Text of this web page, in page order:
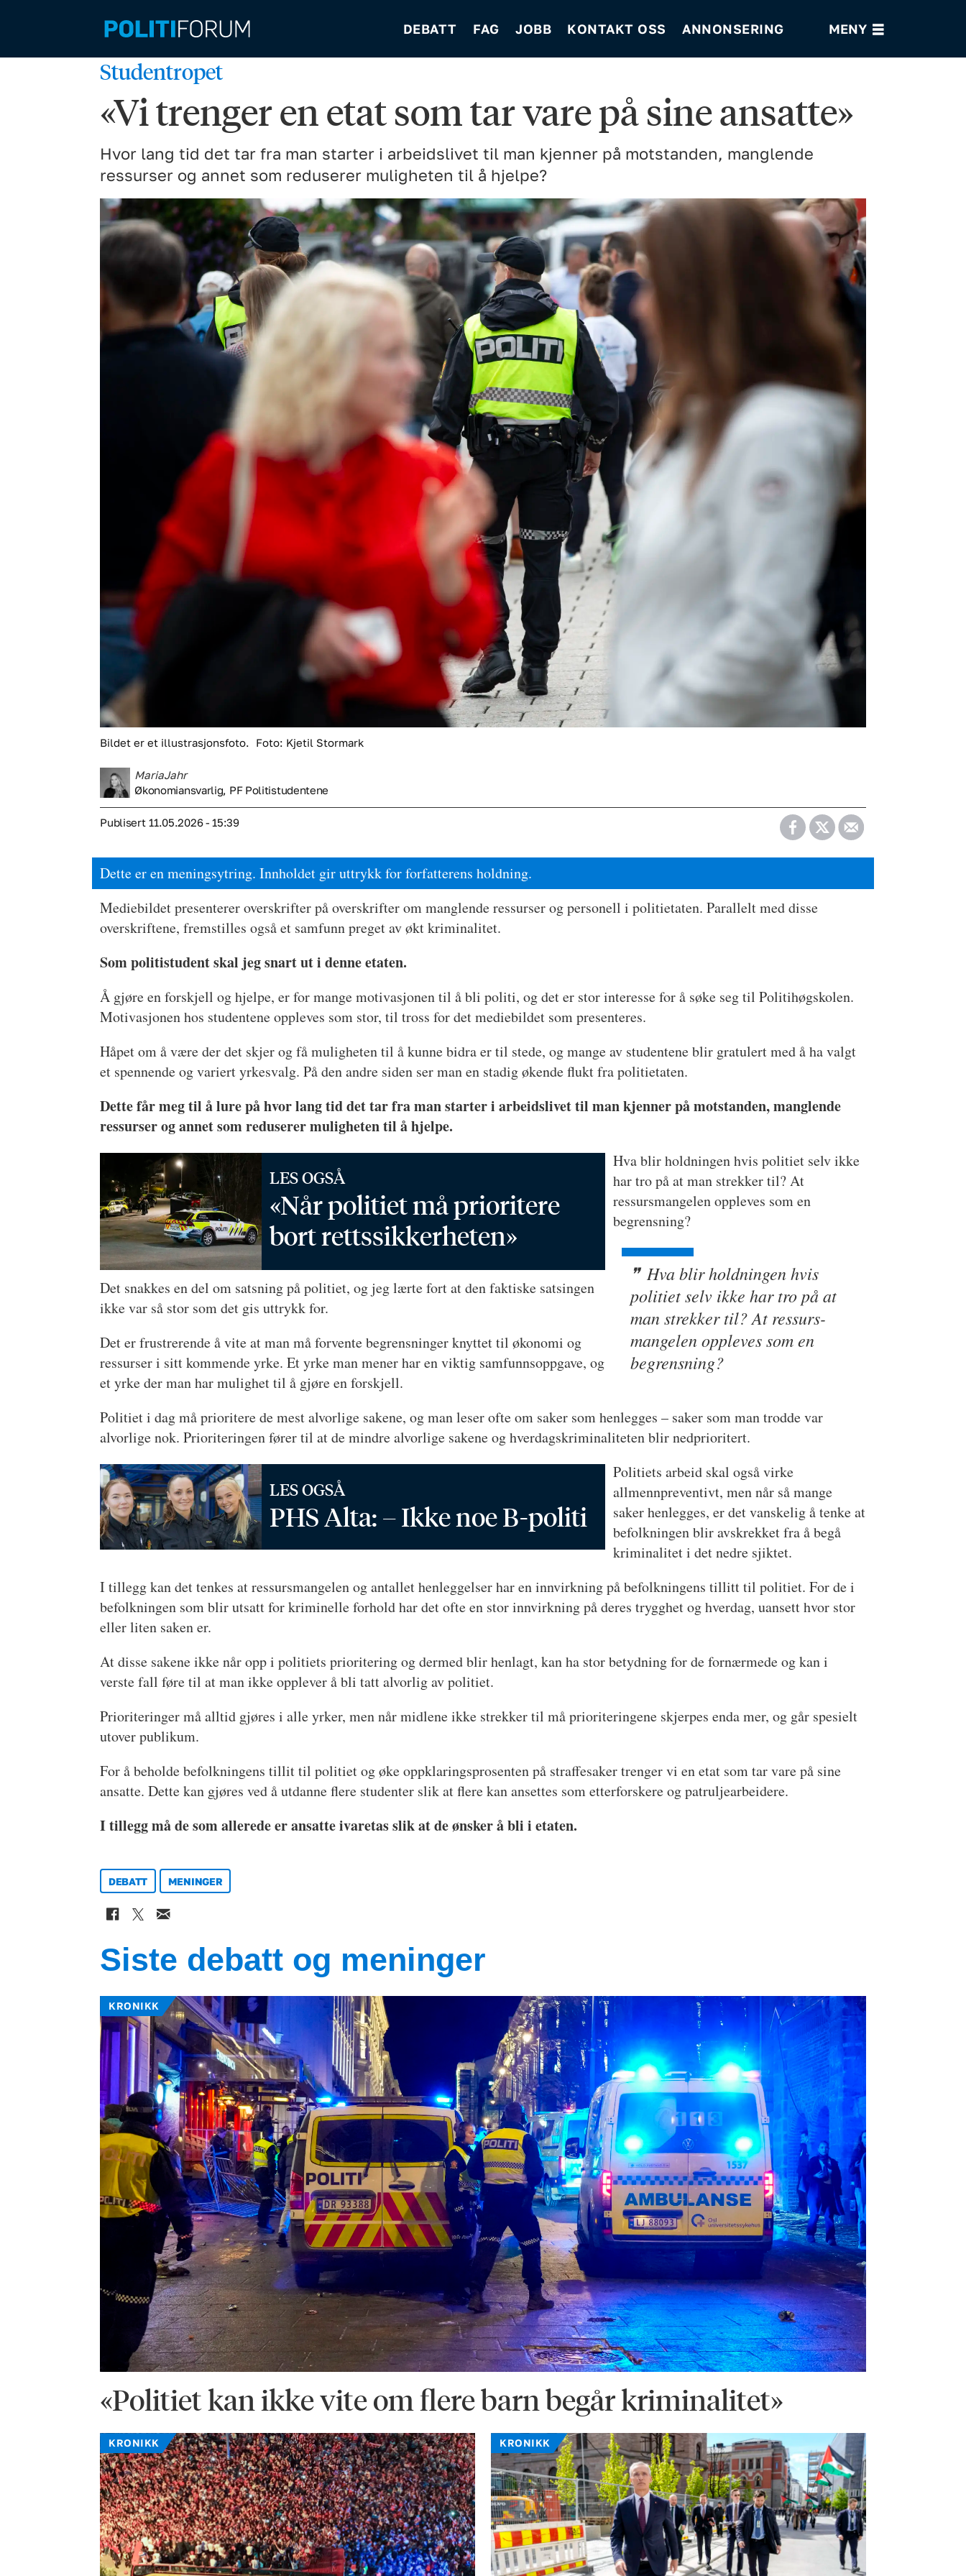
DEBATT FAG JOBB KONTAKT OSS ANNONSERING
Studentropet
«Vi trenger en etat som tar vare på sine ansatte»
Hvor lang tid det tar fra man starter i arbeidslivet til man kjenner på motstanden, manglende
ressurser og annet som reduserer muligheten til å hjelpe?
Bildet er et illustrasjonsfoto. Foto: Kjetil Stormark
MariaJahr
Økonomiansvarlig, PF Politistudentene
Publisert 11.05.2026 - 15:39
Dette er en meningsytring. Innholdet gir uttrykk for forfatterens holdning.
Mediebildet presenterer overskrifter på overskrifter om manglende ressurser og personell i politietaten. Parallelt med disse
overskriftene, fremstilles også et samfunn preget av økt kriminalitet.
Som politistudent skal jeg snart ut i denne etaten.
Å gjøre en forskjell og hjelpe, er for mange motivasjonen til å bli politi, og det er stor interesse for å søke seg til Politihøgskolen.
Motivasjonen hos studentene oppleves som stor, til tross for det mediebildet som presenteres.
Håpet om å være der det skjer og få muligheten til å kunne bidra er til stede, og mange av studentene blir gratulert med å ha valgt
et spennende og variert yrkesvalg. På den andre siden ser man en stadig økende flukt fra politietaten.
Dette får meg til å lure på hvor lang tid det tar fra man starter i arbeidslivet til man kjenner på motstanden, manglende
ressurser og annet som reduserer muligheten til å hjelpe.
LES OGSÅ
«Når politiet må prioritere
bort rettssikkerheten»
Hva blir holdningen hvis politiet selv ikke
har tro på at man strekker til? At
ressursmangelen oppleves som en
begrensning?
Hva blir holdningen hvis
politiet selv ikke har tro på at
man strekker til? At ressurs-
mangelen oppleves som en
begrensning?
Det snakkes en del om satsning på politiet, og jeg lærte fort at den faktiske satsingen
ikke var så stor som det gis uttrykk for.
Det er frustrerende å vite at man må forvente begrensninger knyttet til økonomi og
ressurser i sitt kommende yrke. Et yrke man mener har en viktig samfunnsoppgave, og
et yrke der man har mulighet til å gjøre en forskjell.
Politiet i dag må prioritere de mest alvorlige sakene, og man leser ofte om saker som henlegges – saker som man trodde var
alvorlige nok. Prioriteringen fører til at de mindre alvorlige sakene og hverdagskriminaliteten blir nedprioritert.
LES OGSÅ
PHS Alta: – Ikke noe B-politi
Politiets arbeid skal også virke
allmennpreventivt, men når så mange
saker henlegges, er det vanskelig å tenke at
befolkningen blir avskrekket fra å begå
kriminalitet i det nedre sjiktet.
I tillegg kan det tenkes at ressursmangelen og antallet henleggelser har en innvirkning på befolkningens tillitt til politiet. For de i
befolkningen som blir utsatt for kriminelle forhold har det ofte en stor innvirkning på deres trygghet og hverdag, uansett hvor stor
eller liten saken er.
At disse sakene ikke når opp i politiets prioritering og dermed blir henlagt, kan ha stor betydning for de fornærmede og kan i
verste fall føre til at man ikke opplever å bli tatt alvorlig av politiet.
Prioriteringer må alltid gjøres i alle yrker, men når midlene ikke strekker til må prioriteringene skjerpes enda mer, og går spesielt
utover publikum.
For å beholde befolkningens tillit til politiet og øke oppklaringsprosenten på straffesaker trenger vi en etat som tar vare på sine
ansatte. Dette kan gjøres ved å utdanne flere studenter slik at flere kan ansettes som etterforskere og patruljearbeidere.
I tillegg må de som allerede er ansatte ivaretas slik at de ønsker å bli i etaten.
DEBATT MENINGER
Siste debatt og meninger
KRONIKK
«Politiet kan ikke vite om flere barn begår kriminalitet»
KRONIKK KRONIKK